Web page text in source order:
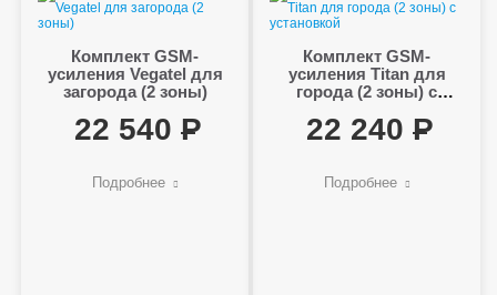
Комплект GSM-
усиления Vegatel для
загорода (2 зоны)
22 540
Подробнее
Комплект GSM-
усиления Titan для
города (2 зоны) с
22 240
Подробнее